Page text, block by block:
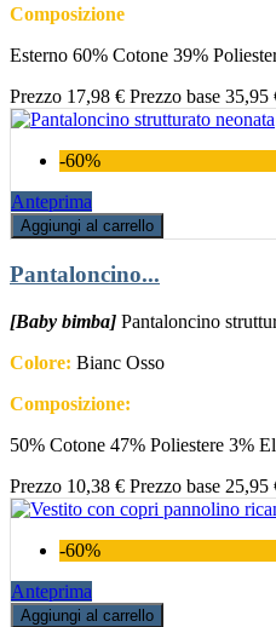
Composizione
Esterno 60% Cotone 39%
Prezzo 17,98 € Prezzo base 35,95
-60%
Anteprima
Aggiungi al carrello
Pantaloncino...
[Baby bimba] Pantaloncino
Colore: Bianc Osso
Composizione:
50% Cotone 47% Poliestere 3%
Prezzo 10,38 € Prezzo base 25,95
-60%
Anteprima
Aggiungi al carrello